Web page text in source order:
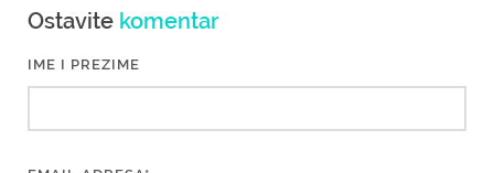
Ostavite komentar
IME I PREZIME